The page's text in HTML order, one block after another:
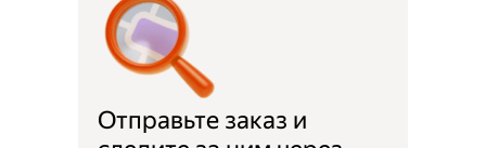
Отправьте заказ и